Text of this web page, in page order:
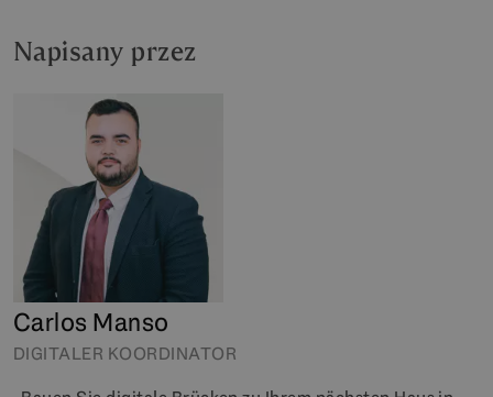
Napisany przez
Carlos Manso
DIGITALER KOORDINATOR